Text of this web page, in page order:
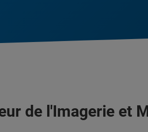
de l'Imagerie et